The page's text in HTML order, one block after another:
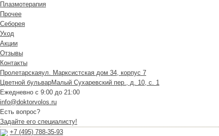
Плазмотерапия
Прочее
Себорея
Уход
Акции
Отзывы
Контакты
Пролетарскаяул. Марксистская дом 34, корпус 7
Цветной бульварМалый Сухаревский пер., д. 10, с. 1
Ежедневно с 9:00 до 21:00
info@doktorvolos.ru
Есть вопрос?
Задайте его специалисту!
+7 (495) 788-35-93